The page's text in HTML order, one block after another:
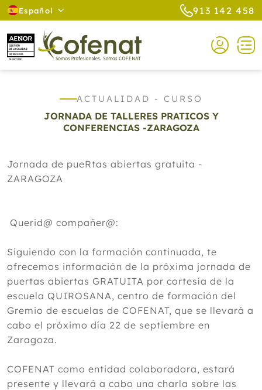
Español 913 142 458
ACTUALIDAD - CURSO
JORNADA DE TALLERES PRATICOS Y
CONFERENCIAS -ZARAGOZA
Jornada de pueRtas abiertas gratuita -
ZARAGOZA
Querid@ compañer@:
Siguiendo con la formación continuada, te
ofrecemos información de la próxima jornada de
puertas abiertas GRATUITA por cortesía de la
escuela QUIROSANA, centro de formación del
Gremio de escuelas de COFENAT, que se llevará a
cabo el próximo día 22 de septiembre en
Zaragoza.
COFENAT como entidad colaboradora, estará
presente y llevará a cabo una charla sobre las